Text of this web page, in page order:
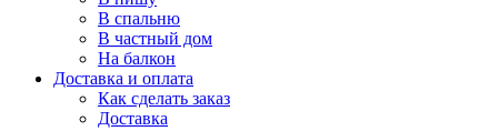
В спальню
В частный дом
На балкон
Доставка и оплата
Как сделать заказ
Доставка